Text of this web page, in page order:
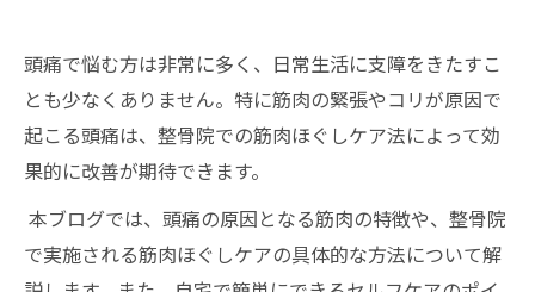
頭痛で悩む方は非常に多く、日常生活に支障をきたすこ
とも少なくありません。特に筋肉の緊張やコリが原因で
起こる頭痛は、整骨院での筋肉ほぐしケア法によって効
果的に改善が期待できます。
本ブログでは、頭痛の原因となる筋肉の特徴や、整骨院
で実施される筋肉ほぐしケアの具体的な方法について解